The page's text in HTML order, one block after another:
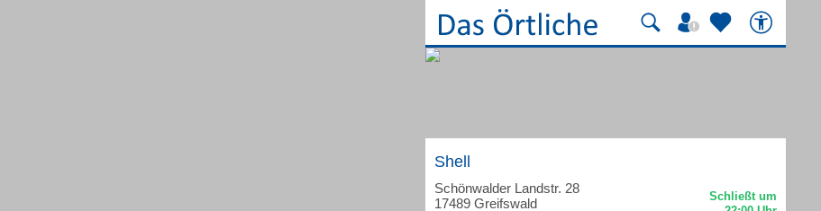
Shell
Schönwalder Landstr. 28
17489 Greifswald